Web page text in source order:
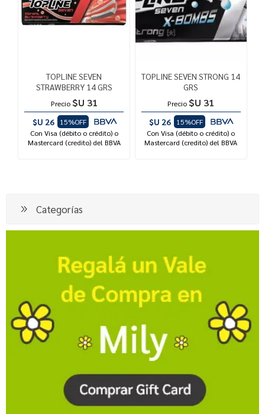
TOPLINE SEVEN
STRAWBERRY 14 GRS
Precio $U 31
$U 26
15%OFF
Con Visa (débito o crédito) o
Mastercard (credito) del BBVA
TOPLINE SEVEN STRONG 14
GRS
Precio $U 31
$U 26
15%OFF
Con Visa (débito o crédito) o
Mastercard (credito) del BBVA
Categorías